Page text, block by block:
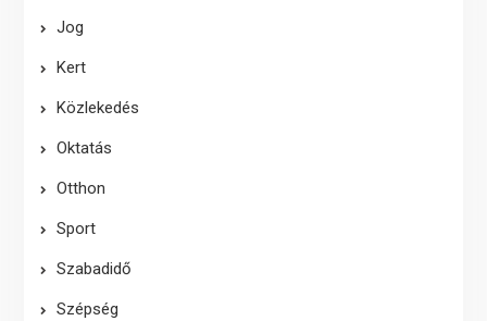
Jog
Kert
Közlekedés
Oktatás
Otthon
Sport
Szabadidő
Szépség